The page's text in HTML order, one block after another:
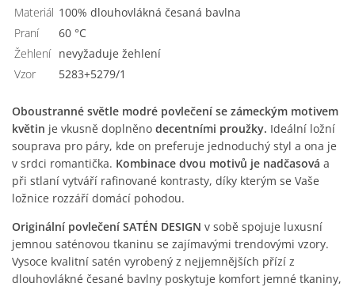
Materiál
100% dlouhovlákná česaná bavlna
Praní
60 °C
Žehlení
nevyžaduje žehlení
Vzor
5283+5279/1
Oboustranné světle modré povlečení se zámeckým motivem
květin je vkusně doplněno decentními proužky. Ideální ložní
souprava pro páry, kde on preferuje jednoduchý styl a ona je
v srdci romantička. Kombinace dvou motivů je nadčasová a
při stlaní vytváří rafinované kontrasty, díky kterým se Vaše
ložnice rozzáří domácí pohodou.
Originální povlečení SATÉN DESIGN v sobě spojuje luxusní
jemnou saténovou tkaninu se zajímavými trendovými vzory.
Vysoce kvalitní satén vyrobený z nejjemnějších přízí z
dlouhovlákné česané bavlny poskytuje komfort jemné tkaniny,